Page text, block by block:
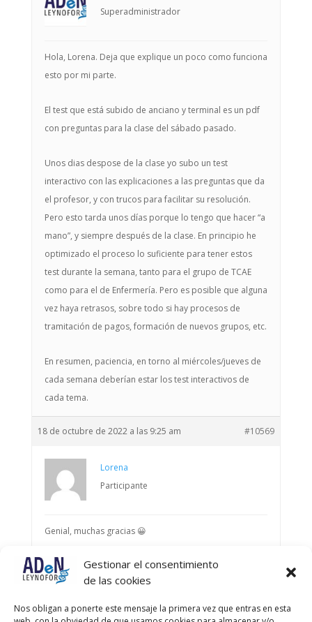
Gestionar el consentimiento
de las cookies
Nos obligan a ponerte este mensaje la primera vez que entras en esta
Superadministrador
Hola, Lorena. Deja que explique un poco como funciona
esto por mi parte.
El test que está subido de anciano y terminal es un pdf
con preguntas para la clase del sábado pasado.
Unos dias despose de la clase yo subo un test
interactivo con las explicaciones a las preguntas que da
el profesor, y con trucos para facilitar su resolución.
Pero esto tarda unos días porque lo tengo que hacer “a
mano”, y siempre después de la clase. En principio he
optimizado el proceso lo suficiente para tener estos
test durante la semana, tanto para el grupo de TCAE
como para el de Enfermería. Pero es posible que alguna
vez haya retrasos, sobre todo si hay procesos de
tramitación de pagos, formación de nuevos grupos, etc.
En resumen, paciencia, en torno al miércoles/jueves de
cada semana deberían estar los test interactivos de
cada tema.
18 de octubre de 2022 a las 9:25 am #10569
Lorena
Participante
Genial, muchas gracias 😀
Autor Entradas